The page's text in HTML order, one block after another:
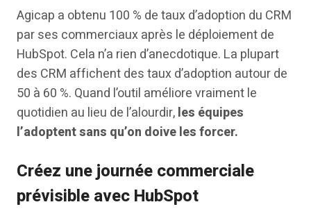
Agicap a obtenu 100 % de taux d’adoption du CRM
par ses commerciaux après le déploiement de
HubSpot. Cela n’a rien d’anecdotique. La plupart
des CRM affichent des taux d’adoption autour de
50 à 60 %. Quand l’outil améliore vraiment le
quotidien au lieu de l’alourdir,les équipes
l’adoptent sans qu’on doive les forcer.
Créez une journée commerciale
prévisible avec HubSpot